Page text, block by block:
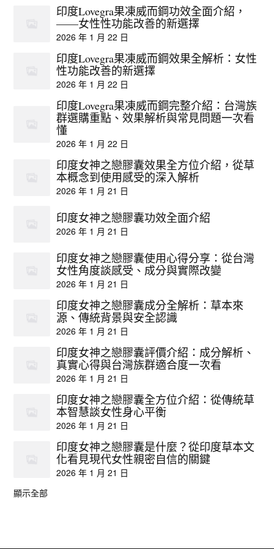
印度Lovegra果凍威而鋼功效全面介紹，
——女性性功能改善的新選擇
2026 年 1 月 22 日
印度Lovegra果凍威而鋼效果全解析：女性
性功能改善的新選擇
2026 年 1 月 22 日
印度Lovegra果凍威而鋼完整介紹：台灣族
群選購重點、效果解析與常見問題一次看
懂
2026 年 1 月 22 日
印度女神之戀膠囊效果全方位介紹，從草
本概念到使用感受的深入解析
2026 年 1 月 21 日
印度女神之戀膠囊功效全面介紹
2026 年 1 月 21 日
印度女神之戀膠囊使用心得分享：從台灣
女性角度談感受、成分與實際改變
2026 年 1 月 21 日
印度女神之戀膠囊成分全解析：草本來
源、傳統背景與安全認識
2026 年 1 月 21 日
印度女神之戀膠囊評價介紹：成分解析、
真實心得與台灣族群適合度一次看
2026 年 1 月 21 日
印度女神之戀膠囊全方位介紹：從傳統草
本智慧談女性身心平衡
2026 年 1 月 21 日
印度女神之戀膠囊是什麼？從印度草本文
化看見現代女性親密自信的關鍵
2026 年 1 月 21 日
顯示全部